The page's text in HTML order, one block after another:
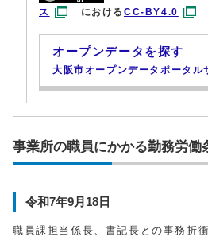
ス におけるCC-BY4.0
オープンデータを探す
大阪市オープンデータポータル
事業所の職員にかかる勤務労働
令和7年9月18日
職員課担当係長、書記長との事務折衝